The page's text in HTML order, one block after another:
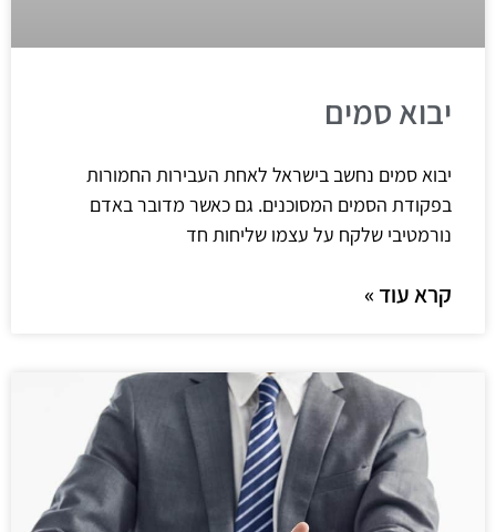
יבוא סמים
יבוא סמים נחשב בישראל לאחת העבירות החמורות
בפקודת הסמים המסוכנים. גם כאשר מדובר באדם
נורמטיבי שלקח על עצמו שליחות חד
קרא עוד »